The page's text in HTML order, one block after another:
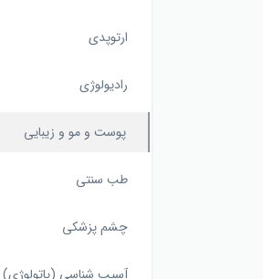
ارتوپدی
رادیولوژی
پوست و مو و زیبایی
طب سنتی
چشم پزشکی
آسیب شناسی (پاتولوژی)